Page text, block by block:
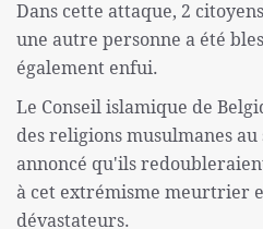
Dans cette attaque, 2
une autre personne a été
également enfui.
Le Conseil islamique de
des religions musulmanes
annoncé qu'ils
à cet extrémisme meurtrier
dévastateurs.